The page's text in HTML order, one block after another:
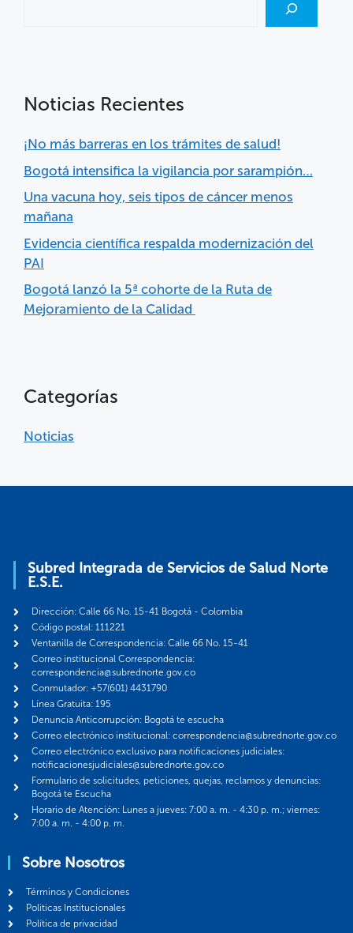
Noticias Recientes
¡No más barreras en los trámites de salud!
Bogotá intensifica la vigilancia por sarampión…
Una vacuna hoy, seis tipos de cáncer menos
mañana
Evidencia científica respalda modernización del
PAI
Bogotá lanzó la 5ª cohorte de la Ruta de
Mejoramiento de la Calidad
Categorías
Noticias
Subred Integrada de Servicios de Salud Norte
E.S.E.
Dirección: Calle 66 No. 15-41 Bogotá - Colombia
Código postal: 111221
Ventanilla de Correspondencia: Calle 66 No. 15-41
Correo institucional Correspondencia:
correspondencia@subrednorte.gov.co
Conmutador: +57(601) 4431790
Línea Gratuita: 195
Denuncia Anticorrupción: Bogotá te escucha
Correo electrónico institucional: correspondencia@subrednorte.gov.co
Correo electrónico exclusivo para notificaciones judiciales:
notificacionesjudiciales@subrednorte.gov.co
Formulario de solicitudes, peticiones, quejas, reclamos y denuncias:
Bogotá te Escucha
Horario de Atención: Lunes a jueves: 7:00 a. m. - 4:30 p. m.; viernes:
7:00 a. m. - 4:00 p. m.
Sobre Nosotros
Términos y Condiciones
Politicas Institucionales
Política de privacidad